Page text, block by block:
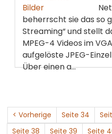
beherrscht sie das so
Streaming“ und stellt
MPEG-4 Videos im
aufgelöste JPEG-
Über einen a...
< Vorherige Seite 34
Seite 38
Seite 39 Seite